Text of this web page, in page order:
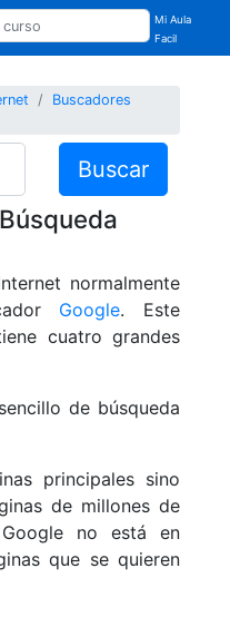
Mi Aula
Facil
Buscadores
Buscar
normalmente
Google. Este
cuatro grandes
de búsqueda
principales sino
de millones de
no está en
que se quieren